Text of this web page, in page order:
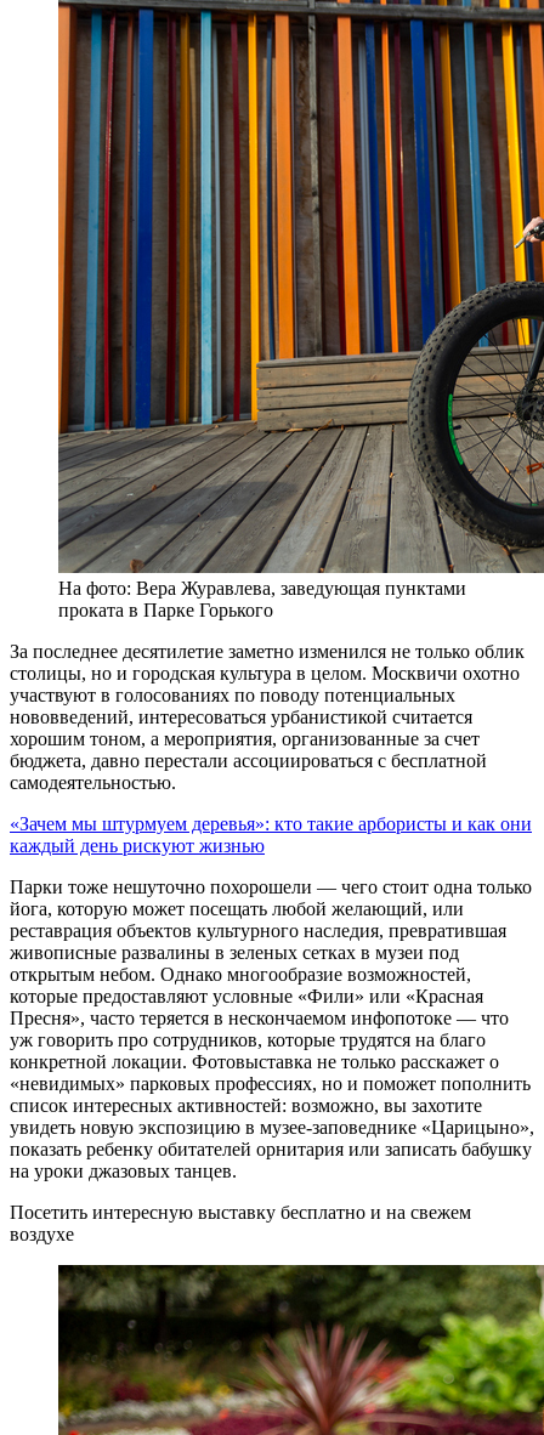
На фото: Вера Журавлева, заведующая пунктами
проката в Парке Горького
За последнее десятилетие заметно изменился не только облик
столицы, но и городская культура в целом. Москвичи охотно
участвуют в голосованиях по поводу потенциальных
нововведений, интересоваться урбанистикой считается
хорошим тоном, а мероприятия, организованные за счет
бюджета, давно перестали ассоциироваться с бесплатной
самодеятельностью.
«Зачем мы штурмуем деревья»: кто такие арбористы и как они
каждый день рискуют жизнью
Парки тоже нешуточно похорошели — чего стоит одна только
йога, которую может посещать любой желающий, или
реставрация объектов культурного наследия, превратившая
живописные развалины в зеленых сетках в музеи под
открытым небом. Однако многообразие возможностей,
которые предоставляют условные «Фили» или «Красная
Пресня», часто теряется в нескончаемом инфопотоке — что
уж говорить про сотрудников, которые трудятся на благо
конкретной локации. Фотовыставка не только расскажет о
«невидимых» парковых профессиях, но и поможет пополнить
список интересных активностей: возможно, вы захотите
увидеть новую экспозицию в музее-заповеднике «Царицыно»,
показать ребенку обитателей орнитария или записать бабушку
на уроки джазовых танцев.
Посетить интересную выставку бесплатно и на свежем
воздухе